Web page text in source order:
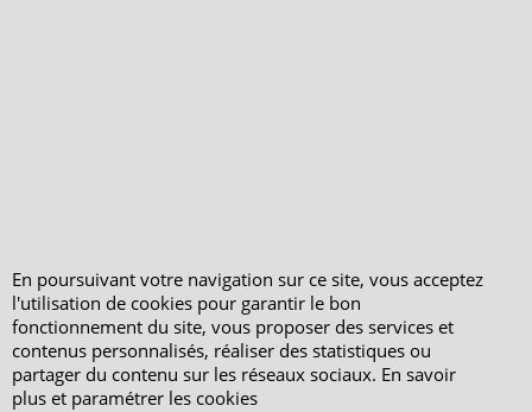
En poursuivant votre navigation sur ce site, vous acceptez
l'utilisation de cookies pour garantir le bon
fonctionnement du site, vous proposer des services et
contenus personnalisés, réaliser des statistiques ou
partager du contenu sur les réseaux sociaux. En savoir
plus et paramétrer les cookies